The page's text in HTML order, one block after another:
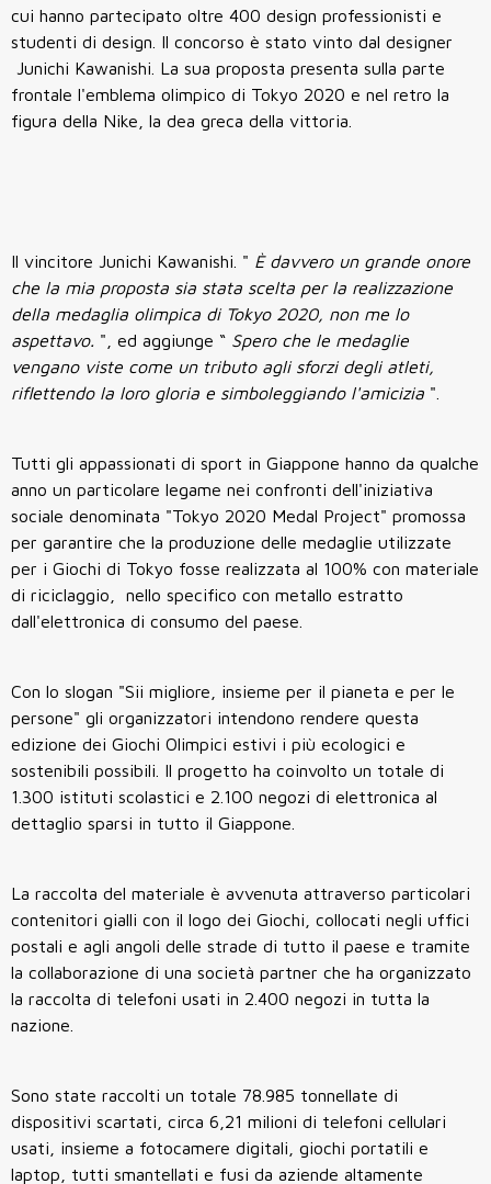
cui hanno partecipato oltre 400 design professionisti e
studenti di design. Il concorso è stato vinto dal designer
Junichi Kawanishi. La sua proposta presenta sulla parte
frontale l'emblema olimpico di Tokyo 2020 e nel retro la
figura della Nike, la dea greca della vittoria.
Il vincitore Junichi Kawanishi. " È davvero un grande onore
che la mia proposta sia stata scelta per la realizzazione
della medaglia olimpica di Tokyo 2020, non me lo
aspettavo. ", ed aggiunge “ Spero che le medaglie
vengano viste come un tributo agli sforzi degli atleti,
riflettendo la loro gloria e simboleggiando l'amicizia ".
Tutti gli appassionati di sport in Giappone hanno da qualche
anno un particolare legame nei confronti dell'iniziativa
sociale denominata "Tokyo 2020 Medal Project" promossa
per garantire che la produzione delle medaglie utilizzate
per i Giochi di Tokyo fosse realizzata al 100% con materiale
di riciclaggio, nello specifico con metallo estratto
dall'elettronica di consumo del paese.
Con lo slogan "Sii migliore, insieme per il pianeta e per le
persone" gli organizzatori intendono rendere questa
edizione dei Giochi Olimpici estivi i più ecologici e
sostenibili possibili. Il progetto ha coinvolto un totale di
1.300 istituti scolastici e 2.100 negozi di elettronica al
dettaglio sparsi in tutto il Giappone.
La raccolta del materiale è avvenuta attraverso particolari
contenitori gialli con il logo dei Giochi, collocati negli uffici
postali e agli angoli delle strade di tutto il paese e tramite
la collaborazione di una società partner che ha organizzato
la raccolta di telefoni usati in 2.400 negozi in tutta la
nazione.
Sono state raccolti un totale 78.985 tonnellate di
dispositivi scartati, circa 6,21 milioni di telefoni cellulari
usati, insieme a fotocamere digitali, giochi portatili e
laptop, tutti smantellati e fusi da aziende altamente